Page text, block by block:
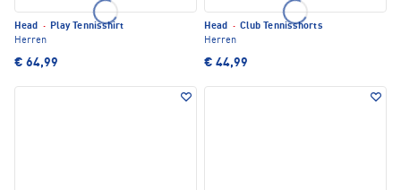
Head · Play Tennisshirt
Herren
€ 64,99
Head · Club Tennisshorts
Herren
€ 44,99